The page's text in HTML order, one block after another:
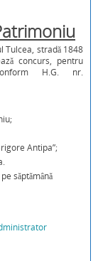
Tulcea, stradă 1848
concurs, pentru
H.G. nr.
Antipa”;
săptămână